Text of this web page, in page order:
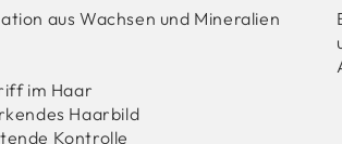
aus Wachsen und Mineralien
im Haar
Haarbild
Kontrolle